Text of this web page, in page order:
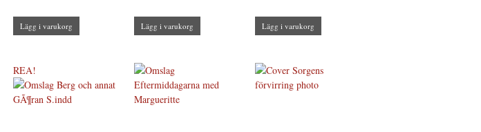
Lägg i varukorg Lägg i varukorg Lägg i varukorg
REA!